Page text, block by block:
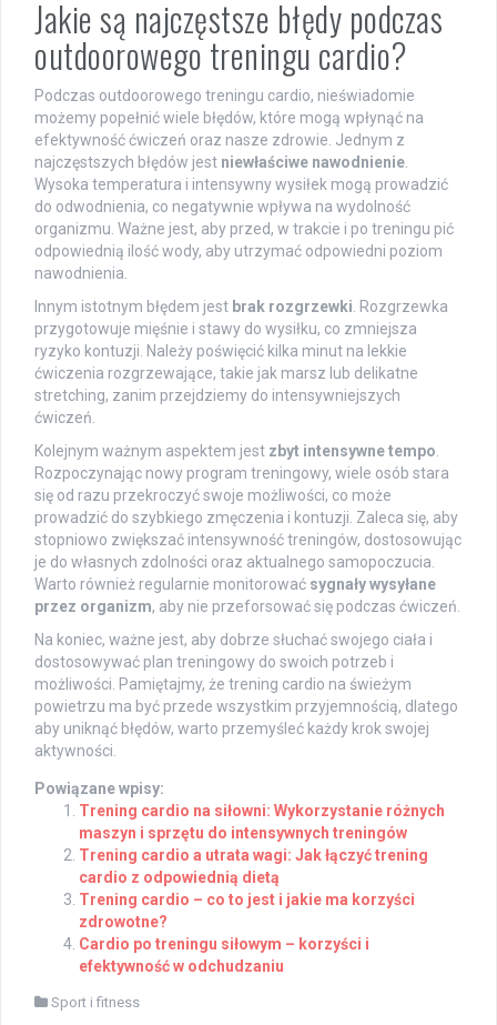
Jakie są najczęstsze błędy podczas
outdoorowego treningu cardio?
Podczas outdoorowego treningu cardio, nieświadomie
możemy popełnić wiele błędów, które mogą wpłynąć na
efektywność ćwiczeń oraz nasze zdrowie. Jednym z
najczęstszych błędów jest niewłaściwe nawodnienie.
Wysoka temperatura i intensywny wysiłek mogą prowadzić
do odwodnienia, co negatywnie wpływa na wydolność
organizmu. Ważne jest, aby przed, w trakcie i po treningu pić
odpowiednią ilość wody, aby utrzymać odpowiedni poziom
nawodnienia.
Innym istotnym błędem jest brak rozgrzewki. Rozgrzewka
przygotowuje mięśnie i stawy do wysiłku, co zmniejsza
ryzyko kontuzji. Należy poświęcić kilka minut na lekkie
ćwiczenia rozgrzewające, takie jak marsz lub delikatne
stretching, zanim przejdziemy do intensywniejszych
ćwiczeń.
Kolejnym ważnym aspektem jest zbyt intensywne tempo.
Rozpoczynając nowy program treningowy, wiele osób stara
się od razu przekroczyć swoje możliwości, co może
prowadzić do szybkiego zmęczenia i kontuzji. Zaleca się, aby
stopniowo zwiększać intensywność treningów, dostosowując
je do własnych zdolności oraz aktualnego samopoczucia.
Warto również regularnie monitorować sygnały wysyłane
przez organizm, aby nie przeforsować się podczas ćwiczeń.
Na koniec, ważne jest, aby dobrze słuchać swojego ciała i
dostosowywać plan treningowy do swoich potrzeb i
możliwości. Pamiętajmy, że trening cardio na świeżym
powietrzu ma być przede wszystkim przyjemnością, dlatego
aby uniknąć błędów, warto przemyśleć każdy krok swojej
aktywności.
Powiązane wpisy:
Trening cardio na siłowni: Wykorzystanie różnych
maszyn i sprzętu do intensywnych treningów
Trening cardio a utrata wagi: Jak łączyć trening
cardio z odpowiednią dietą
Trening cardio – co to jest i jakie ma korzyści
zdrowotne?
Cardio po treningu siłowym – korzyści i
efektywność w odchudzaniu
Sport i fitness